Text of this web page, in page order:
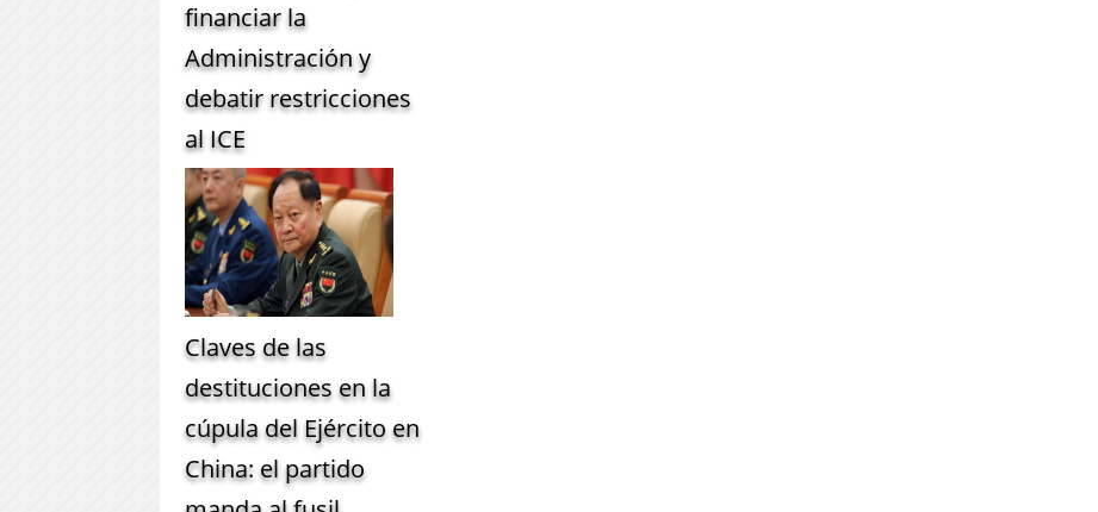
financiar la
Administración y
debatir restricciones
al ICE
Claves de las
destituciones en la
cúpula del Ejército en
China: el partido